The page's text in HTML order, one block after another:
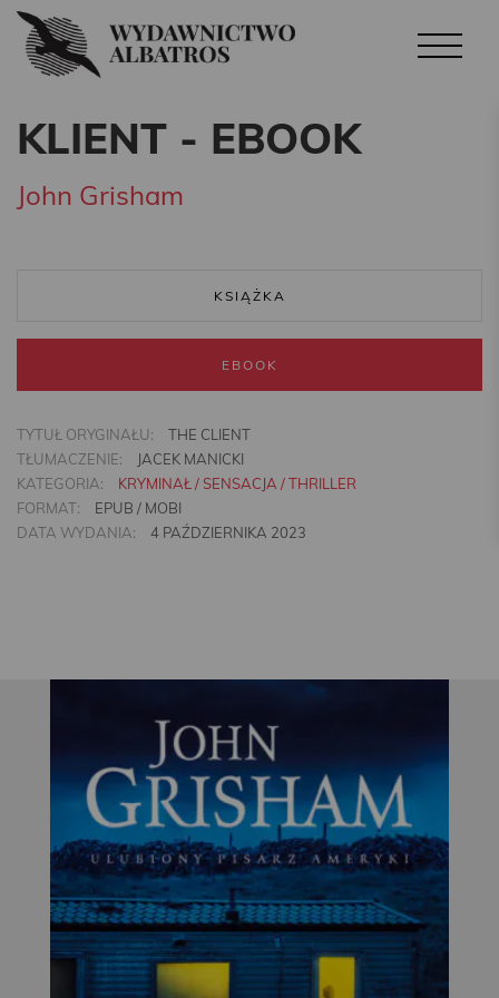
KLIENT - EBOOK
John Grisham
KSIĄŻKA
EBOOK
TYTUŁ ORYGINAŁU:
THE CLIENT
TŁUMACZENIE:
JACEK MANICKI
KATEGORIA:
KRYMINAŁ / SENSACJA / THRILLER
FORMAT:
EPUB / MOBI
DATA WYDANIA:
4 PAŹDZIERNIKA 2023